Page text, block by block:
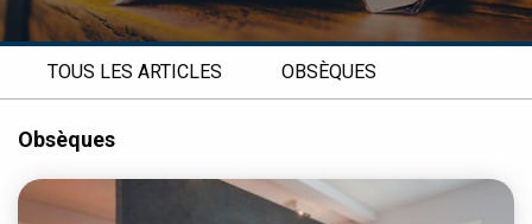
TOUS LES ARTICLES OBSÈQUES
Obsèques